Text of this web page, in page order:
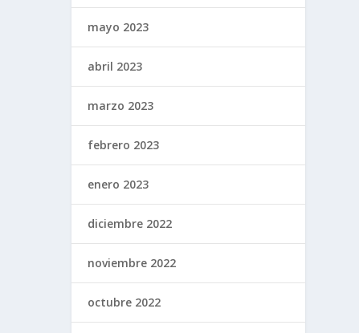
mayo 2023
abril 2023
marzo 2023
febrero 2023
enero 2023
diciembre 2022
noviembre 2022
octubre 2022